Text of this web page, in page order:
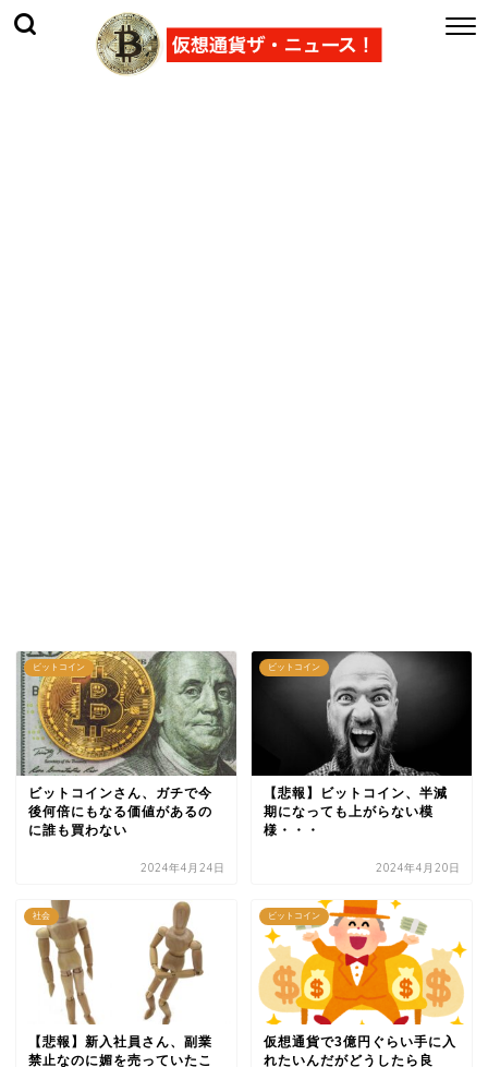
ビットコイン
ビットコインさん、ガチで今
後何倍にもなる価値があるの
に誰も買わない
2024年4月24日
ビットコイン
【悲報】ビットコイン、半減
期になっても上がらない模
様・・・
2024年4月20日
社会
【悲報】新入社員さん、副業
禁止なのに媚を売っていたこ
ビットコイン
仮想通貨で3億円ぐらい手に入
れたいんだがどうしたら良